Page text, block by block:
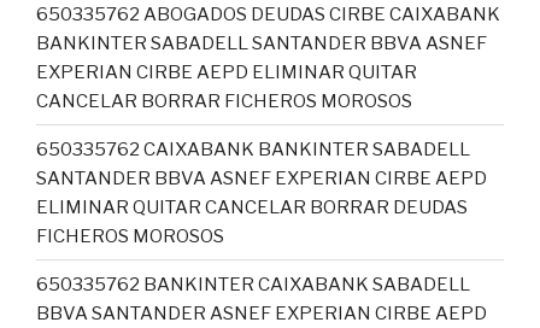
650335762 ABOGADOS DEUDAS CIRBE CAIXABANK
BANKINTER SABADELL SANTANDER BBVA ASNEF
EXPERIAN CIRBE AEPD ELIMINAR QUITAR
CANCELAR BORRAR FICHEROS MOROSOS
650335762 CAIXABANK BANKINTER SABADELL
SANTANDER BBVA ASNEF EXPERIAN CIRBE AEPD
ELIMINAR QUITAR CANCELAR BORRAR DEUDAS
FICHEROS MOROSOS
650335762 BANKINTER CAIXABANK SABADELL
BBVA SANTANDER ASNEF EXPERIAN CIRBE AEPD